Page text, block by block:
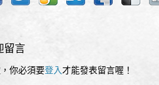
留言
你必須要登入 才能發表留言喔！